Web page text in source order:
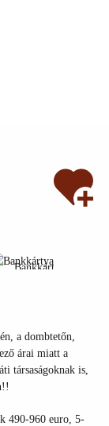
Bankkártya
a dombtetőn,
árai miatt a
társaságoknak is,
490-960 euro, 5-